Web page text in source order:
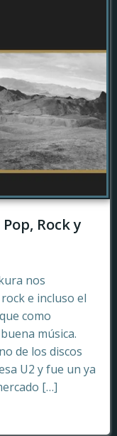
Rock y
nos
e incluso el
como
música.
de los discos
U2 y fue un ya
[…]